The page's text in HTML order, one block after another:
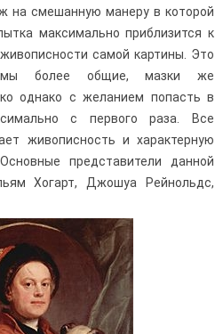
на смешанную манеру в которой
максимально приблизится к
самой картины. Это
более общие, мазки же
однако с желанием попасть в
с первого раза. Все
живописность и характерную
представители данной
Хогарт, Джошуа Рейнольдс,